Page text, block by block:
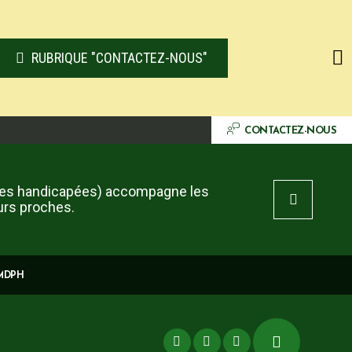
RUBRIQUE "CONTACTEZ-NOUS"
CONTACTEZ-NOUS
handicapées) accompagne les
proches.